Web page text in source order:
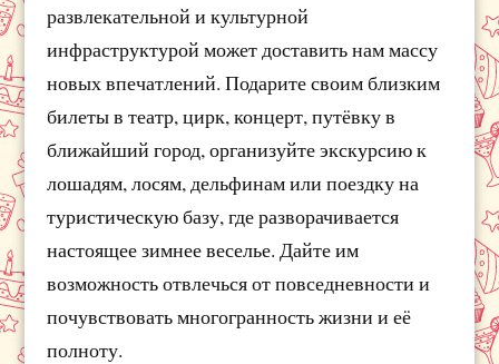
развлекательной и культурной
инфраструктурой может доставить нам массу
новых впечатлений. Подарите своим близким
билеты в театр, цирк, концерт, путёвку в
ближайший город, организуйте экскурсию к
лошадям, лосям, дельфинам или поездку на
туристическую базу, где разворачивается
настоящее зимнее веселье. Дайте им
возможность отвлечься от повседневности и
почувствовать многогранность жизни и её
полноту.